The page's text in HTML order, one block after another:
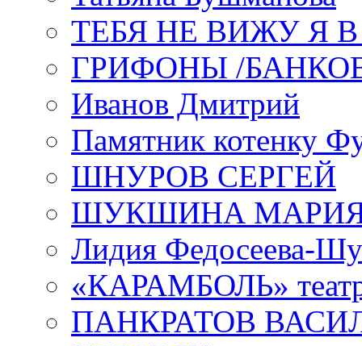
ТЕБЯ НЕ ВИЖУ Я
ГРИФОНЫ /
Иванов Дмитрий
Памятник котенку
ШНУРОВ СЕРГЕЙ
ШУКШИНА
Лидия Федосеева-
«КАРАМБОЛЬ»
ПАНКРАТОВ